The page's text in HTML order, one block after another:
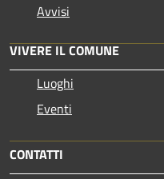
Avvisi
VIVERE IL COMUNE
Luoghi
Eventi
CONTATTI